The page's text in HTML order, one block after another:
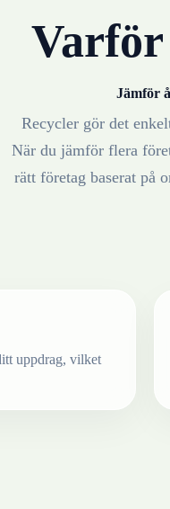
Varför
Jämför
Recycler gör det
När du jämför flera
rätt företag baserat på
uppdrag, vilket